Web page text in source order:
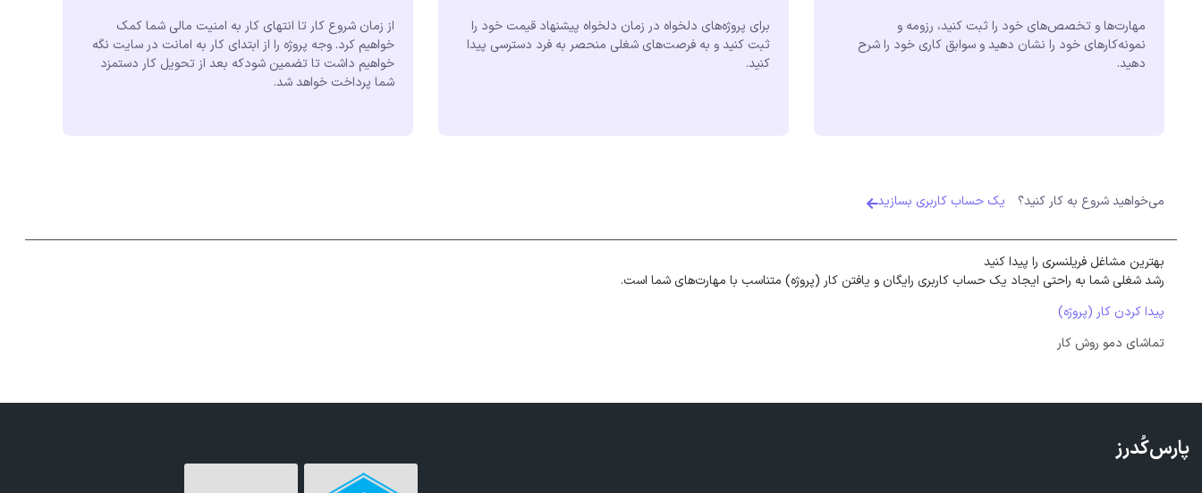
مهارت‌ها و تخصص‌های خود را ثبت کنید، رزومه و
نمونه‌کارهای خود را نشان دهید و سوابق کاری خود را شرح
دهید.
برای پروژه‌های دلخواه در زمان دلخواه پیشنهاد قیمت خود را
ثبت کنید و به فرصت‌های شغلی منحصر به فرد دسترسی پیدا
کنید.
از زمان شروع کار تا انتهای کار به امنیت مالی شما کمک
خواهیم کرد. وجه پروژه را از ابتدای کار به امانت در سایت نگه
خواهیم داشت تا تضمین شودکه بعد از تحویل کار دستمزد
شما پرداخت خواهد شد.
می‌خواهید شروع به کار کنید؟ یک حساب کاربری بسازید
بهترین مشاغل فریلنسری را پیدا کنید
رشد شغلی شما به راحتی ایجاد یک حساب کاربری رایگان و یافتن کار (پروژه) متناسب با مهارت‌های شما است.
پیدا کردن کار (پروژه)
تماشای دمو روش کار
پارس‌کُدرز